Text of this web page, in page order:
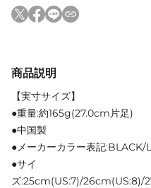
商品説明
【実寸サイズ】
●重量:約165g(27.0cm片足)
●中国製
●メーカーカラー表記:BLACK/
●サイ
ズ:25cm(US:7)/26cm(US:8)/